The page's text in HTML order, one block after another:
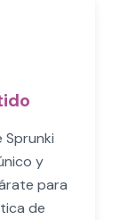
Sprunki
y
para
de